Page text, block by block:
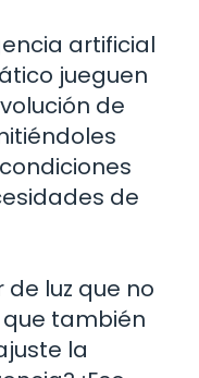
artificial
jueguen
de
de
de luz que no
que también
la